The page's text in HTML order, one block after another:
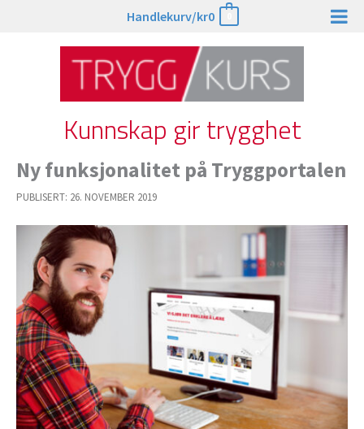
Handlekurv/kr0
Kunnskap gir trygghet
Ny funksjonalitet på Tryggportalen
PUBLISERT: 26. NOVEMBER 2019